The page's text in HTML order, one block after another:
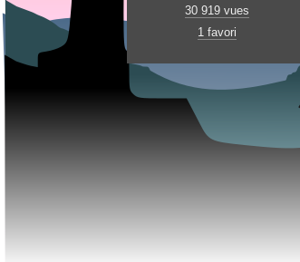
30 919 vues
1 favori